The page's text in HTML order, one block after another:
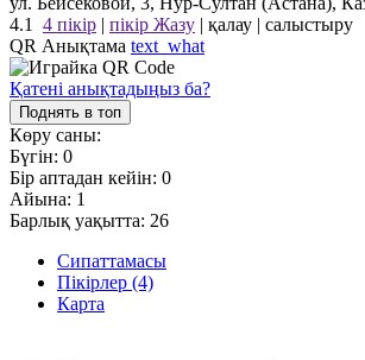
4.1
4 пікір | пікір Жазу | қалау | салыстыру
QR Анықтама text_what
Қатені анықтадыңыз ба?
Поднять в топ
Көру саны:
Бүгін: 0
Бір аптадан кейін: 0
Айына: 1
Барлық уақытта: 26
Сипаттамасы
Пікірлер (4)
Карта